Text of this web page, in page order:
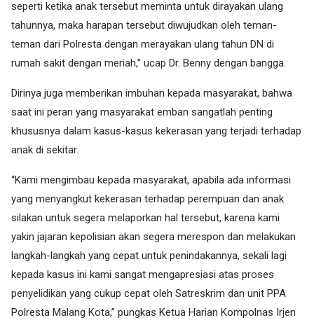
seperti ketika anak tersebut meminta untuk dirayakan ulang
tahunnya, maka harapan tersebut diwujudkan oleh teman-
teman dari Polresta dengan merayakan ulang tahun DN di
rumah sakit dengan meriah,” ucap Dr. Benny dengan bangga.
Dirinya juga memberikan imbuhan kepada masyarakat, bahwa
saat ini peran yang masyarakat emban sangatlah penting
khususnya dalam kasus-kasus kekerasan yang terjadi terhadap
anak di sekitar.
“Kami mengimbau kepada masyarakat, apabila ada informasi
yang menyangkut kekerasan terhadap perempuan dan anak
silakan untuk segera melaporkan hal tersebut, karena kami
yakin jajaran kepolisian akan segera merespon dan melakukan
langkah-langkah yang cepat untuk penindakannya, sekali lagi
kepada kasus ini kami sangat mengapresiasi atas proses
penyelidikan yang cukup cepat oleh Satreskrim dan unit PPA
Polresta Malang Kota,” pungkas Ketua Harian Kompolnas Irjen